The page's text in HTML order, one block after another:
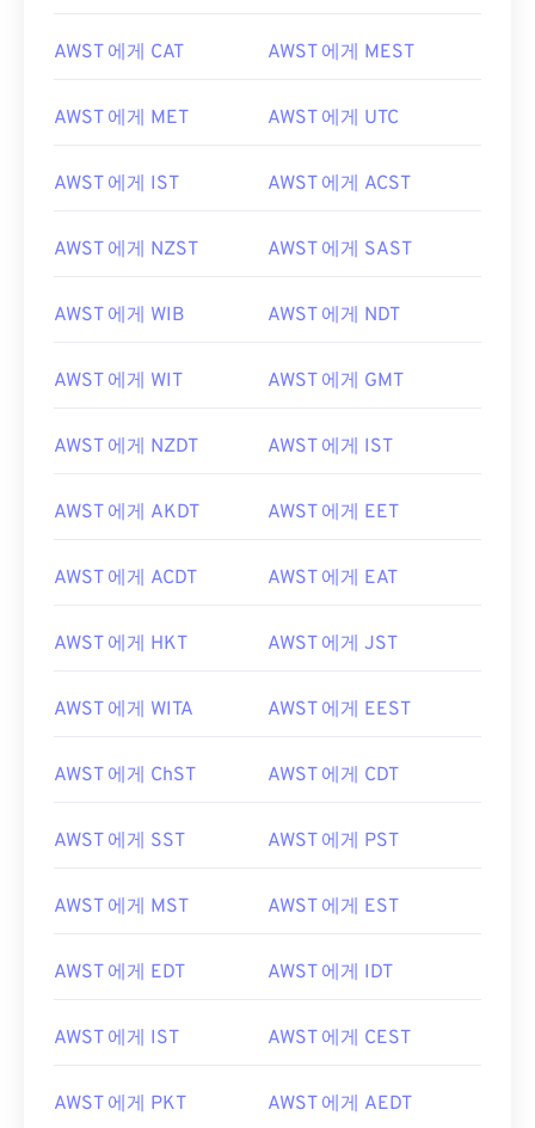
AWST 에게 CAT AWST 에게 MEST
AWST 에게 MET AWST 에게 UTC
AWST 에게 IST AWST 에게 ACST
AWST 에게 NZST AWST 에게 SAST
AWST 에게 WIB AWST 에게 NDT
AWST 에게 WIT AWST 에게 GMT
AWST 에게 NZDT AWST 에게 IST
AWST 에게 AKDT AWST 에게 EET
AWST 에게 ACDT AWST 에게 EAT
AWST 에게 HKT AWST 에게 JST
AWST 에게 WITA AWST 에게 EEST
AWST 에게 ChST AWST 에게 CDT
AWST 에게 SST AWST 에게 PST
AWST 에게 MST AWST 에게 EST
AWST 에게 EDT AWST 에게 IDT
AWST 에게 IST AWST 에게 CEST
AWST 에게 PKT AWST 에게 AEDT